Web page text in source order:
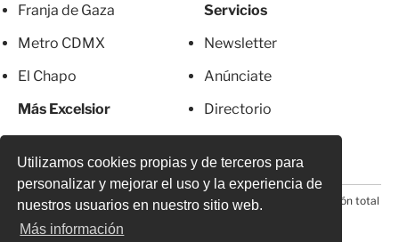
Utilizamos cookies propias y de terceros para
personalizar y mejorar el uso y la experiencia de
nuestros usuarios en nuestro sitio web.
Más información
Franja de Gaza
Metro CDMX
El Chapo
Más Excelsior
Servicios
Newsletter
Anúnciate
Directorio
© 2026 Todos los derechos reservados. Prohibida la reproducción total
o parcial, incluyendo cualquier medio electrónico*